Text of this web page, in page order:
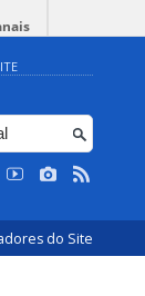
do Site